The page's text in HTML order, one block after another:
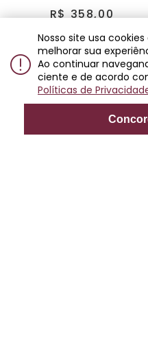
R$ 358,00
Nosso site usa
melhorar sua
Ao continuar
ciente e de acordo
Políticas de